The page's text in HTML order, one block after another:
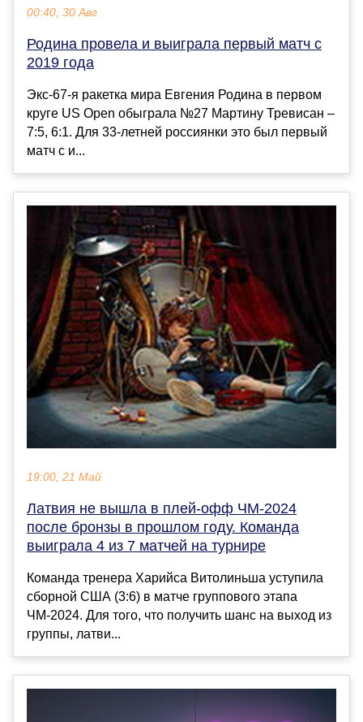
00:40, 30 Авг
Родина провела и выиграла первый матч с
2019 года
Экс-67-я ракетка мира Евгения Родина в первом
круге US Open обыграла №27 Мартину Тревисан –
7:5, 6:1. Для 33-летней россиянки это был первый
матч с и...
19:00, 21 Май
Латвия не вышла в плей-офф ЧМ-2024
после бронзы в прошлом году. Команда
выиграла 4 из 7 матчей на турнире
Команда тренера Харийса Витолиньша уступила
сборной США (3:6) в матче группового этапа
ЧМ-2024. Для того, что получить шанс на выход из
группы, латви...